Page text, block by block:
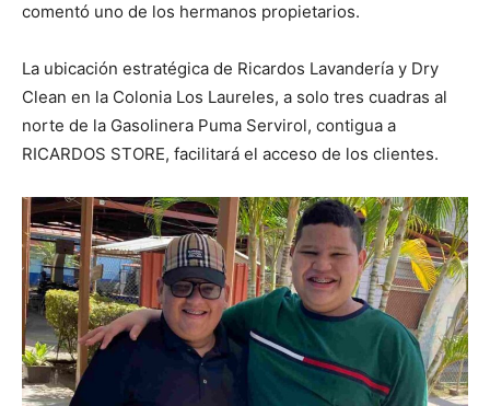
comentó uno de los hermanos propietarios.
La ubicación estratégica de Ricardos Lavandería y Dry
Clean en la Colonia Los Laureles, a solo tres cuadras al
norte de la Gasolinera Puma Servirol, contigua a
RICARDOS STORE, facilitará el acceso de los clientes.